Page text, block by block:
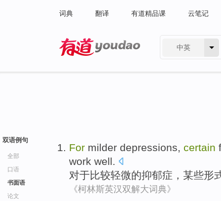
词典 翻译 有道精品课 云笔记
中英
双语例句
全部
口语
书面语
论文
For milder depressions, certain
work well.
对于比较轻微的抑郁症 ， 某些形
《柯林斯英汉双解大词典》